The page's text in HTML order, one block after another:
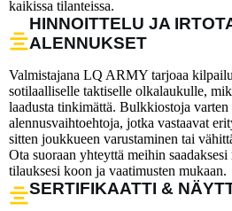
kaikissa tilanteissa.
HINNOITTELU JA
ALENNUKSET
Valmistajana LQ ARMY tarjoaa
sotilaalliselle taktiselle olkalaukulle,
laadusta tinkimättä. Bulkkiostoja varten
alennusvaihtoehtoja, jotka vastaavat
sitten joukkueen varustaminen tai
Ota suoraan yhteyttä meihin
tilauksesi koon ja vaatimusten mukaan.
SERTIFIKAATTI &